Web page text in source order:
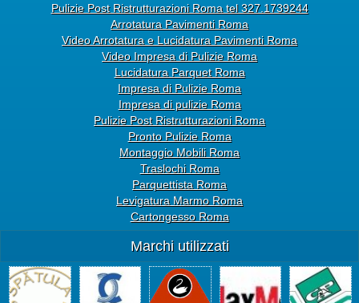
Pulizie Post Ristrutturazioni Roma tel 327.1739244
Arrotatura Pavimenti Roma
Video Arrotatura e Lucidatura Pavimenti Roma
Video Impresa di Pulizie Roma
Lucidatura Parquet Roma
Impresa di Pulizie Roma
Impresa di pulizie Roma
Pulizie Post Ristrutturazioni Roma
Pronto Pulizie Roma
Montaggio Mobili Roma
Traslochi Roma
Parquettista Roma
Levigatura Marmo Roma
Cartongesso Roma
Marchi utilizzati